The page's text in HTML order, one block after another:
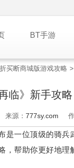
BT手游
买断商城版游戏攻略 >
再临》新手攻
来源： 777sy.com 作
是一位顶级的骑
，帮助你更好地理